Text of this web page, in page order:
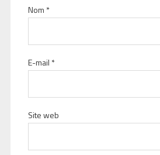
Nom *
E-mail *
Site web